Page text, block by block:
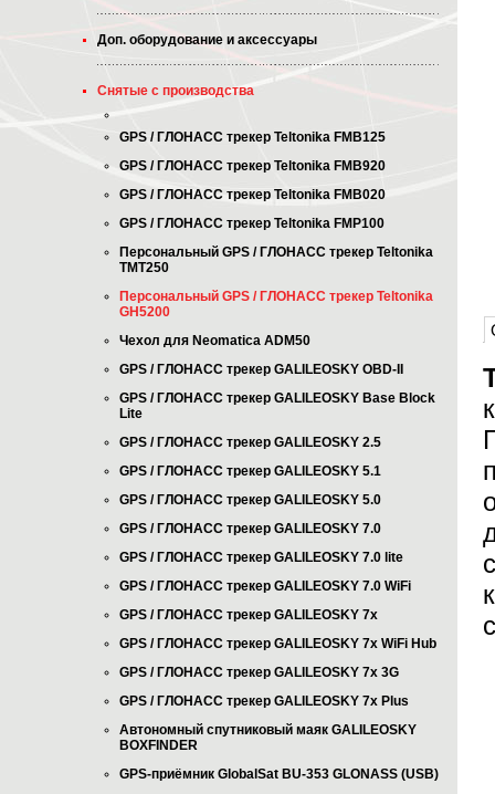
Доп. оборудование и аксессуары
Снятые с производства
GPS / ГЛОНАСС трекер Teltonika FMB125
GPS / ГЛОНАСС трекер Teltonika FMB920
GPS / ГЛОНАСС трекер Teltonika FMB020
GPS / ГЛОНАСС трекер Teltonika FMP100
Персональный GPS / ГЛОНАСС трекер Teltonika
TMT250
Персональный GPS / ГЛОНАСС трекер Teltonika
GH5200
Чехол для Neomatica ADM50
GPS / ГЛОНАСС трекер GALILEOSKY OBD-II
GPS / ГЛОНАСС трекер GALILEOSKY Base Block
Lite
GPS / ГЛОНАСС трекер GALILEOSKY 2.5
GPS / ГЛОНАСС трекер GALILEOSKY 5.1
GPS / ГЛОНАСС трекер GALILEOSKY 5.0
GPS / ГЛОНАСС трекер GALILEOSKY 7.0
GPS / ГЛОНАСС трекер GALILEOSKY 7.0 lite
GPS / ГЛОНАСС трекер GALILEOSKY 7.0 WiFi
GPS / ГЛОНАСС трекер GALILEOSKY 7x
GPS / ГЛОНАСС трекер GALILEOSKY 7x WiFi Hub
GPS / ГЛОНАСС трекер GALILEOSKY 7x 3G
GPS / ГЛОНАСС трекер GALILEOSKY 7x Plus
Автономный спутниковый маяк GALILEOSKY
BOXFINDER
GPS-приёмник GlobalSat BU-353 GLONASS (USB)